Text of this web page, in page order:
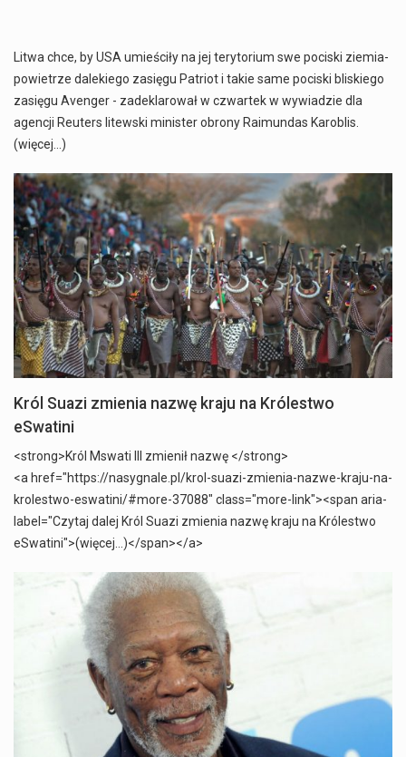
Litwa chce, by USA umieściły na jej terytorium swe pociski ziemia-
powietrze dalekiego zasięgu Patriot i takie same pociski bliskiego
zasięgu Avenger - zadeklarował w czwartek w wywiadzie dla
agencji Reuters litewski minister obrony Raimundas Karoblis.
(więcej…)
Król Suazi zmienia nazwę kraju na Królestwo
eSwatini
<strong>Król Mswati III zmienił nazwę </strong>
<a href="https://nasygnale.pl/krol-suazi-zmienia-nazwe-kraju-na-
krolestwo-eswatini/#more-37088" class="more-link"><span aria-
label="Czytaj dalej Król Suazi zmienia nazwę kraju na Królestwo
eSwatini">(więcej…)</span></a>